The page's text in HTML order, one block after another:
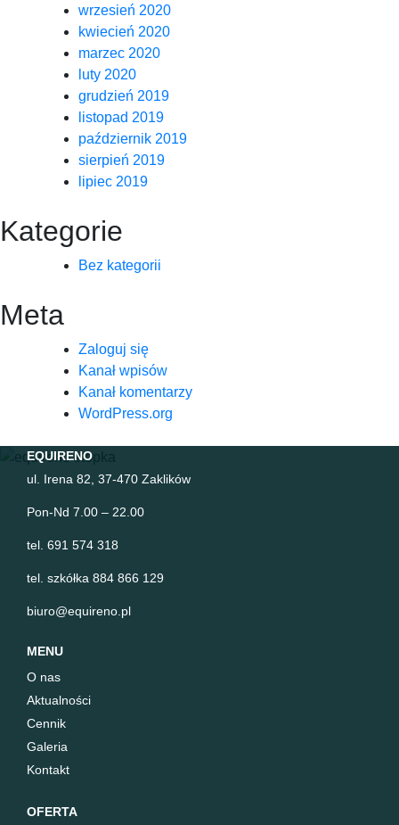
wrzesień 2020
kwiecień 2020
marzec 2020
luty 2020
grudzień 2019
listopad 2019
październik 2019
sierpień 2019
lipiec 2019
Kategorie
Bez kategorii
Meta
Zaloguj się
Kanał wpisów
Kanał komentarzy
WordPress.org
EQUIRENO
ul. Irena 82, 37-470 Zaklików
Pon-Nd 7.00 – 22.00
tel. 691 574 318
tel. szkółka 884 866 129
biuro@equireno.pl
MENU
O nas
Aktualności
Cennik
Galeria
Kontakt
OFERTA